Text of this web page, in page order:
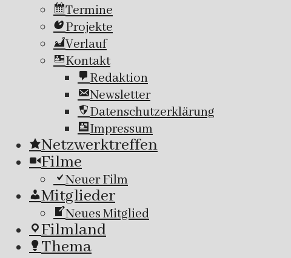
Termine
Projekte
Verlauf
Kontakt
Redaktion
Newsletter
Datenschutzerklärung
Impressum
Netzwerktreffen
Filme
Neuer Film
Mitglieder
Neues Mitglied
Filmland
Thema